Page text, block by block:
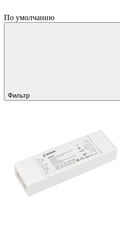
По умолчанию
Фильтр